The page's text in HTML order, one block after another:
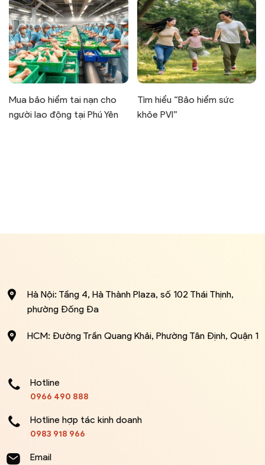
Mua bảo hiểm tai nạn cho
người lao động tại Phú Yên
Tìm hiểu “Bảo hiểm sức
khỏe PVI”
Hà Nội: Tầng 4, Hà Thành Plaza, số 102 Thái Thịnh,
phường Đống Đa
HCM: Đường Trần Quang Khải, Phường Tân Định, Quận 1
Hotline
0966 490 888
Hotline hợp tác kinh doanh
0983 918 966
Email